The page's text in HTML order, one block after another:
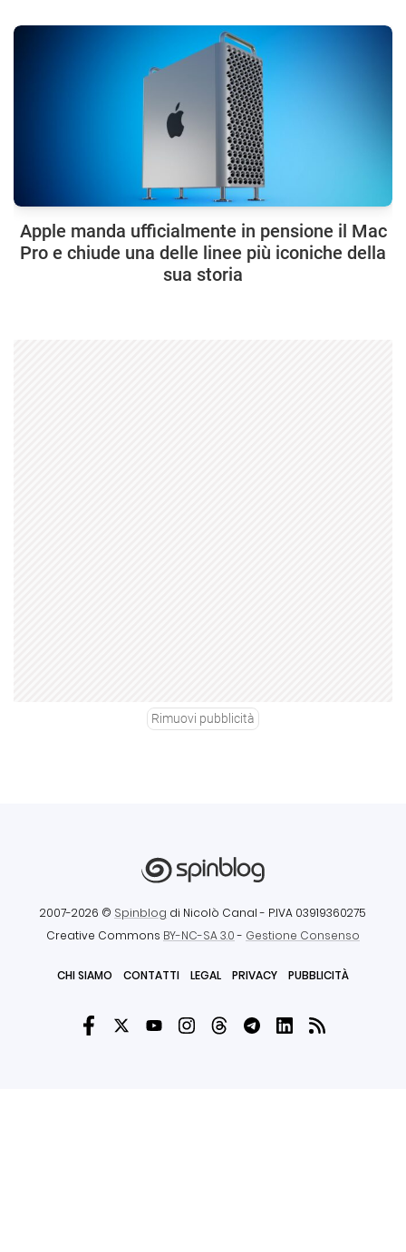
Apple manda ufficialmente in pensione il Mac
Pro e chiude una delle linee più iconiche della
sua storia
Rimuovi pubblicità
2007-2026 © Spinblog di Nicolò Canal - P.IVA 03919360275
Creative Commons BY-NC-SA 3.0- Gestione Consenso
CHI SIAMO CONTATTI LEGAL PRIVACY PUBBLICITÀ